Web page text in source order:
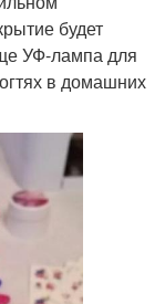
будет
УФ-лампа для
в домашних